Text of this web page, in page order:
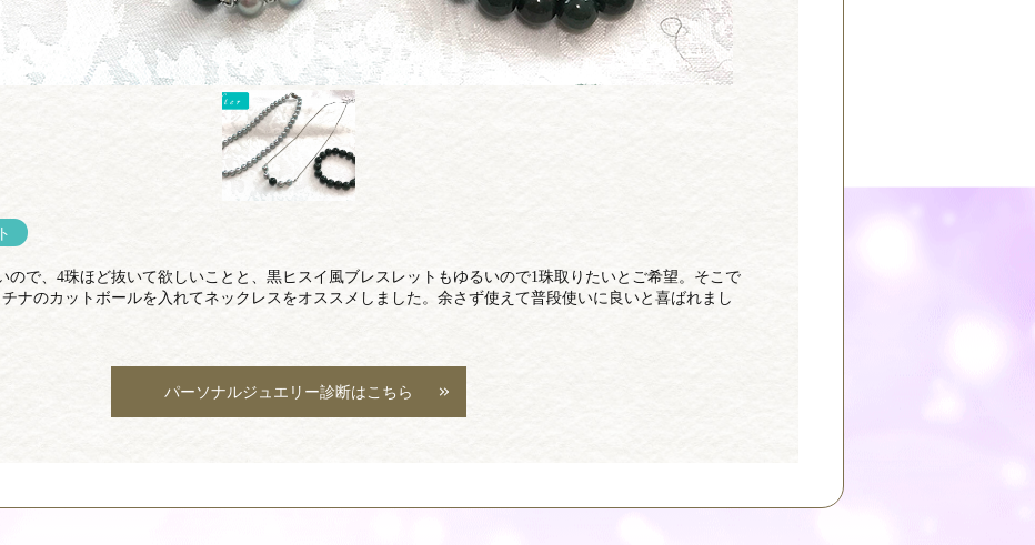
ので、4珠ほど抜いて欲しいことと、黒ヒスイ風ブレスレットもゆるいので1珠取りたいとご希望。そこで
ナのカットボールを入れてネックレスをオススメしました。余さず使えて普段使いに良いと喜ばれまし
パーソナルジュエリー診断はこちら